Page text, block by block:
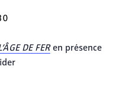
DE FERen présence